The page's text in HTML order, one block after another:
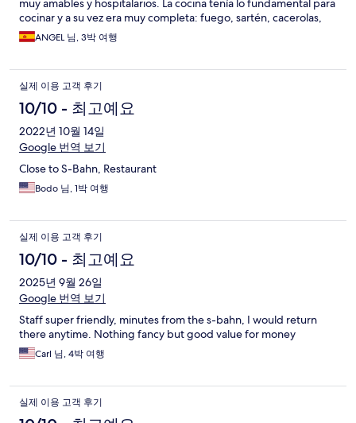
muy amables y hospitalarios. La cocina tenía lo fundamental para
cocinar y a su vez era muy completa: fuego, sartén, cacerolas,
platos, tazas cuchillos, cucharas, tenedores y utensilios de
limpieza. Está muy bien situado con bares y tiendas cercanas.
ANGEL 님, 3박 여행
실제 이용 고객 후기
10/10 - 최고예요
2022년 10월 14일
Google 번역 보기
Close to S-Bahn, Restaurant
Bodo 님, 1박 여행
실제 이용 고객 후기
10/10 - 최고예요
2025년 9월 26일
Google 번역 보기
Staff super friendly, minutes from the s-bahn, I would return
there anytime. Nothing fancy but good value for money
Carl 님, 4박 여행
실제 이용 고객 후기